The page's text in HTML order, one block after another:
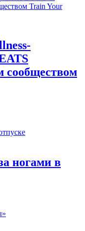
сообществом
ногами в